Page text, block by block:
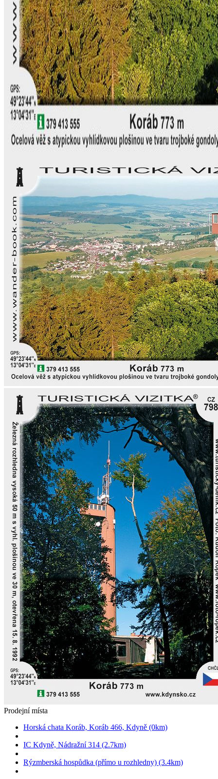
Prodejní místa
Horská chata Koráb, Koráb 466, Kdyně (0km)
IC Kdyně, Nádražní 314 (2.7km)
Rýzmberská hospůdka (přímo u rozhledny) (3.4km)